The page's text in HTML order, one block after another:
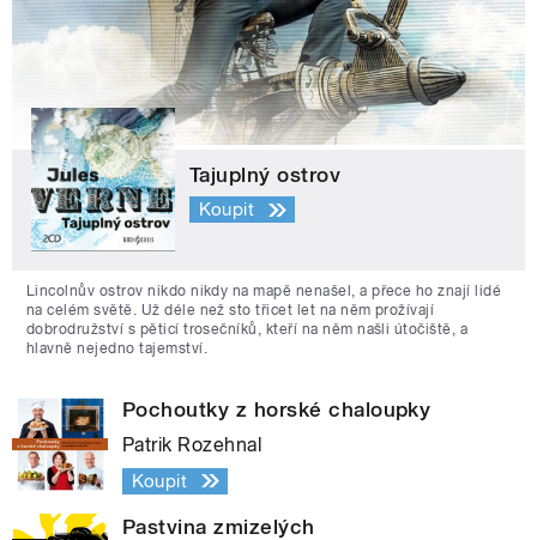
Tajuplný ostrov
Koupit
Lincolnův ostrov nikdo nikdy na mapě nenašel, a přece ho znají lidé
na celém světě. Už déle než sto třicet let na něm prožívají
dobrodružství s pěticí trosečníků, kteří na něm našli útočiště, a
hlavně nejedno tajemství.
Pochoutky z horské chaloupky
Patrik Rozehnal
Koupit
Pastvina zmizelých